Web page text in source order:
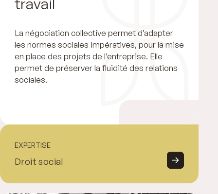
travail
La négociation collective permet d’adapter
les normes sociales impératives, pour la mise
en place des projets de l’entreprise. Elle
permet de préserver la fluidité des relations
sociales.
EXPERTISE
Droit social